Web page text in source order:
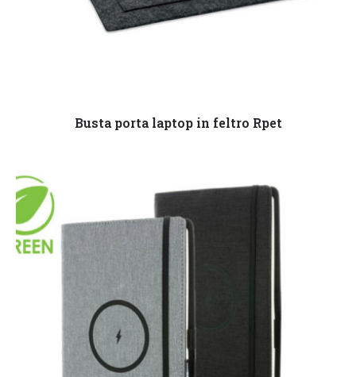
Leggi tutto
Busta porta laptop in feltro Rpet